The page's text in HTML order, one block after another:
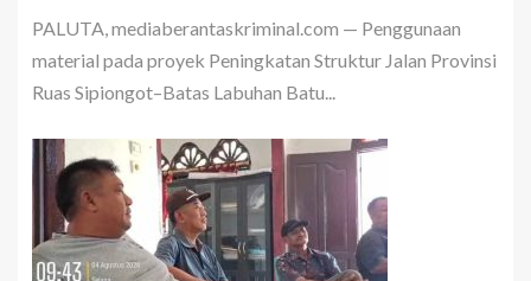
PALUTA, mediaberantaskriminal.com — Penggunaan
material pada proyek Peningkatan Struktur Jalan Provinsi
Ruas Sipiongot–Batas Labuhan Batu...